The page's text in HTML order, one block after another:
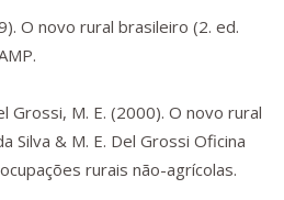
O novo rural brasileiro (2. ed.
Grossi, M. E. (2000). O novo rural
Silva & M. E. Del Grossi Oficina
rurais não-agrícolas.